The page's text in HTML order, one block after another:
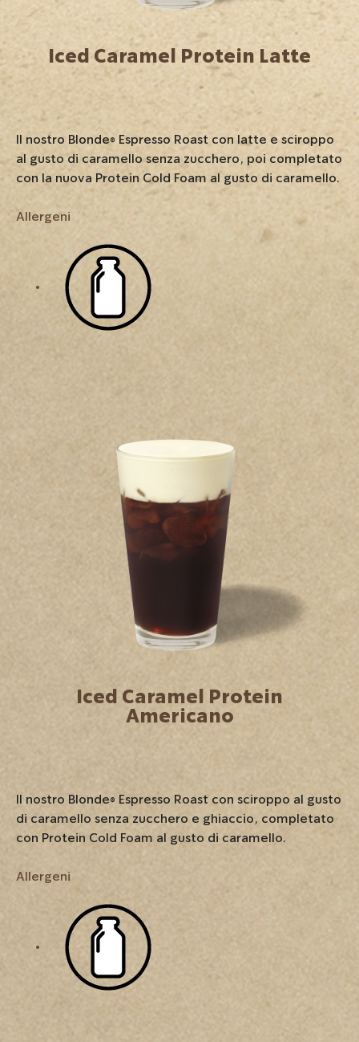
Iced Caramel Protein Latte
Il nostro Blonde® Espresso Roast con latte e sciroppo
al gusto di caramello senza zucchero, poi completato
con la nuova Protein Cold Foam al gusto di caramello.
Allergeni
Iced Caramel Protein
Americano
Il nostro Blonde® Espresso Roast con sciroppo al gusto
di caramello senza zucchero e ghiaccio, completato
con Protein Cold Foam al gusto di caramello.
Allergeni